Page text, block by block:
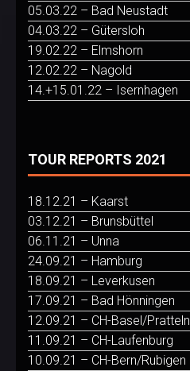
05.03.22 – Bad Neustadt
04.03.22 – Gütersloh
19.02.22 – Elmshorn
12.02.22 – Nagold
14.+15.01.22 – Isernhagen
TOUR REPORTS 2021
18.12.21 – Kaarst
03.12.21 – Brunsbüttel
06.11.21 – Unna
24.09.21 – Hamburg
18.09.21 – Leverkusen
17.09.21 – Bad Hönningen
12.09.21 – CH-Basel/Pratteln
11.09.21 – CH-Laufenburg
10.09.21 – CH-Bern/Rubigen